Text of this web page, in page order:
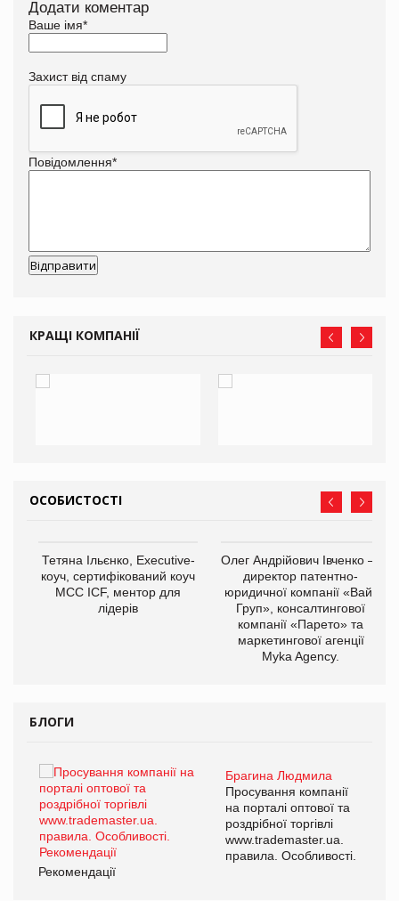
Додати коментар
Ваше імя*
Захист від спаму
Повідомлення*
КРАЩІ КОМПАНІЇ
ОСОБИСТОСТІ
Тетяна Ільєнко, Executive-
коуч, сертифікований коуч
МСС ICF, ментор для
лідерів
Олег Андрійович Івченко —
директор патентно-
юридичної компанії «Вайз
Груп», консалтингової
компанії «Парето» та
маркетингової агенції
Myka Agency.
БЛОГИ
Брагина Людмила
Просування компанії
на порталі оптової та
роздрібної торгівлі
www.trademaster.ua.
правила. Особливості.
Рекомендації